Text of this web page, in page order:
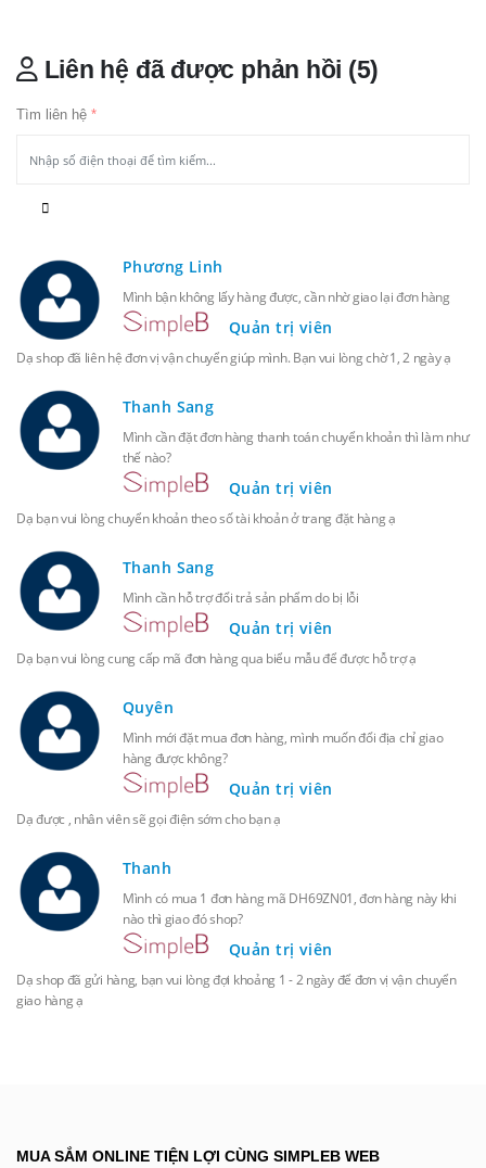
Liên hệ đã được phản hồi (5)
Tìm liên hệ *
Phương Linh
Mình bận không lấy hàng được, cần nhờ giao lại đơn hàng
Quản trị viên
Dạ shop đã liên hệ đơn vị vận chuyển giúp mình. Bạn vui lòng chờ 1, 2 ngày ạ
Thanh Sang
Mình cần đặt đơn hàng thanh toán chuyển khoản thì làm như
thế nào?
Quản trị viên
Dạ bạn vui lòng chuyển khoản theo số tài khoản ở trang đặt hàng ạ
Thanh Sang
Mình cần hỗ trợ đổi trả sản phẩm do bị lỗi
Quản trị viên
Dạ bạn vui lòng cung cấp mã đơn hàng qua biểu mẫu để được hỗ trợ ạ
Quyên
Mình mới đặt mua đơn hàng, mình muốn đổi địa chỉ giao
hàng được không?
Quản trị viên
Dạ được , nhân viên sẽ gọi điện sớm cho bạn ạ
Thanh
Mình có mua 1 đơn hàng mã DH69ZN01, đơn hàng này khi
nào thì giao đó shop?
Quản trị viên
Dạ shop đã gửi hàng, bạn vui lòng đợi khoảng 1 - 2 ngày để đơn vị vận chuyển
giao hàng ạ
MUA SẮM ONLINE TIỆN LỢI CÙNG SIMPLEB WEB